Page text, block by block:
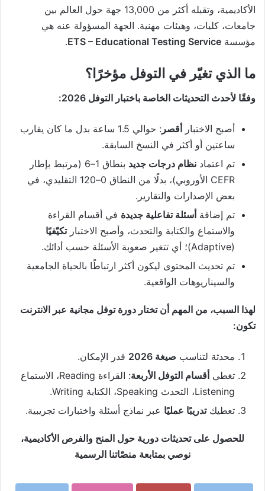
الأكاديمية، وتقبله أكثر من 13,000 جهة حول العالم بين
جامعات، كليات، وهيئات مهنية. الجهة المسؤولة عنه هي
مؤسسة ETS – Educational Testing Service
.
ما الذي تغيّر في التوفل مؤخرًا؟
وفقًا لأحدث التحديثات الخاصة باختبار التوفل 2026:
أصبح الاختبار أقصر
: حوالي 1.5 ساعة بدل ما كان يقارب
ساعتين أو أكثر في النسخ السابقة.
تم اعتماد نظام درجات جديد
بنطاق 1–6 (مرتبط بإطار
CEFR الأوروبي)، بدلًا من النطاق 0–120 التقليدي، في
بعض الإصدارات والتقارير.
تم إضافة أسئلة تفاعلية جديدة في أقسام القراءة
والاستماع والكتابة والتحدث، وأصبح الاختبارتكيّفيًا
(Adaptive)؛ أي تتغير صعوبة الأسئلة حسب أدائك.
تم تحديث المحتوى ليكون أكثر ارتباطًا بالحياة الجامعية
والسيناريوهات الواقعية.
لهذا السبب، من المهم أن تختار دورة توفل مجانية عبر الانترنت
تكون:
محدثة لتناسب صيغة 2026
قدر الإمكان.
تغطي أقسام التوفل الأربعة
: القراءة Reading، الاستماع
Listening، التحدث Speaking، الكتابة Writing.
تعطيكتدريبًا عمليًا عبر نماذج أسئلة واختبارات تجريبية.
للحصول على تحديثات دورية حول المنح والفرص الأكاديمية،
نوصي بمتابعة منصّاتنا الرسمية